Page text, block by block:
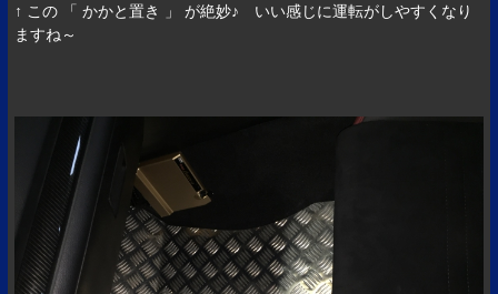
↑ この 「 かかと置き 」 が絶妙♪ いい感じに運転がしやすくなり
ますね～